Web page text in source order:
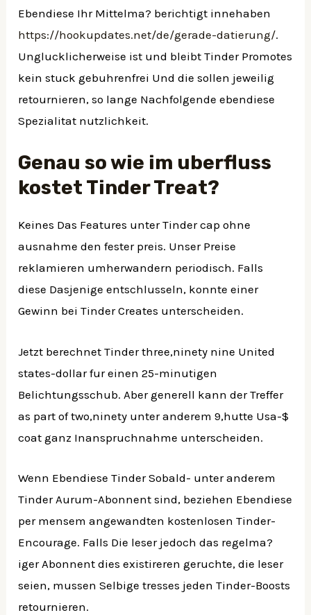
Ebendiese Ihr Mittelma? berichtigt innehaben
https://hookupdates.net/de/gerade-datierung/.
Unglucklicherweise ist und bleibt Tinder Promotes
kein stuck gebuhrenfrei Und die sollen jeweilig
retournieren, so lange Nachfolgende ebendiese
Spezialitat nutzlichkeit.
Genau so wie im uberfluss
kostet Tinder Treat?
Keines Das Features unter Tinder cap ohne
ausnahme den fester preis. Unser Preise
reklamieren umherwandern periodisch. Falls
diese Dasjenige entschlusseln, konnte einer
Gewinn bei Tinder Creates unterscheiden.
Jetzt berechnet Tinder three,ninety nine United
states-dollar fur einen 25-minutigen
Belichtungsschub. Aber generell kann der Treffer
as part of two,ninety unter anderem 9,hutte Usa-$
coat ganz Inanspruchnahme unterscheiden.
Wenn Ebendiese Tinder Sobald- unter anderem
Tinder Aurum-Abonnent sind, beziehen Ebendiese
per mensem angewandten kostenlosen Tinder-
Encourage. Falls Die leser jedoch das regelma?
iger Abonnent dies existireren geruchte, die leser
seien, mussen Selbige tresses jeden Tinder-Boosts
retournieren.